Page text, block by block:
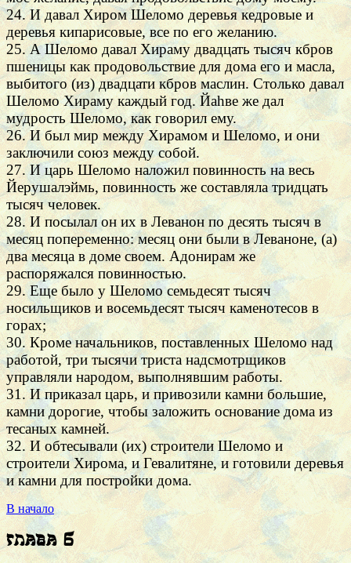
24. И давал Хиром Шеломо деревья кедровые и
деревья кипарисовые, все по его желанию.
25. А Шеломо давал Хираму двадцать тысяч кбров
пшеницы как продовольствие для дома его и масла,
выбитого (из) двадцати кбров маслин. Столько давал
Шеломо Хираму каждый год. Йаhве же дал
мудрость Шеломо, как говорил ему.
26. И был мир между Хирамом и Шеломо, и они
заключили союз между собой.
27. И царь Шеломо наложил повинность на весь
Йерушалэймь, повинность же составляла тридцать
тысяч человек.
28. И посылал он их в Леванон по десять тысяч в
месяц попеременно: месяц они были в Леваноне, (а)
два месяца в доме своем. Адонирам же
распоряжался повинностью.
29. Еще было у Шеломо семьдесят тысяч
носильщиков и восемьдесят тысяч каменотесов в
горах;
30. Кроме начальников, поставленных Шеломо над
работой, три тысячи триста надсмотрщиков
управляли народом, выполнявшим работы.
31. И приказал царь, и привозили камни большие,
камни дорогие, чтобы заложить основание дома из
тесаных камней.
32. И обтесывали (их) строители Шеломо и
строители Хирома, и Гевалитяне, и готовили деревья
и камни для постройки дома.
В начало
Глава 6